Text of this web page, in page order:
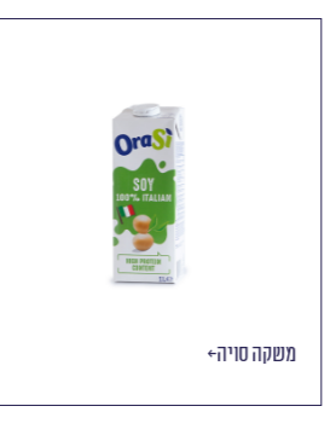
משקה סויה